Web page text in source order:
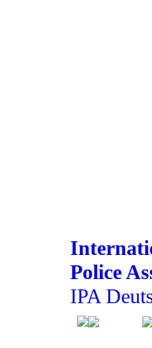
Police
IPA